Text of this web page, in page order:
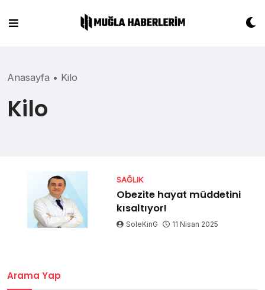
content
Anasayfa • Kilo
Kilo
SAĞLIK
Obezite hayat müddetini
kısaltıyor!
SoleKinG 11 Nisan 2025
Arama Yap